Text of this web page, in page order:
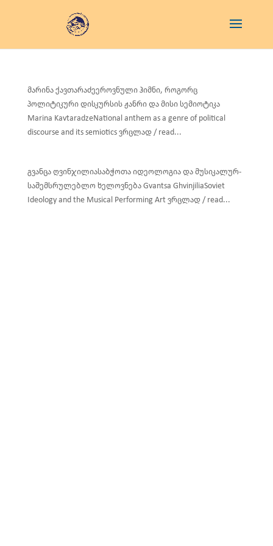
მარინა ქავთარაძეეროვნული ჰიმნი, როგორც
პოლიტიკური დისკურსის ჟანრი და მისი სემიოტიკა
Marina KavtaradzeNational anthem as a genre of political
discourse and its semiotics ვრცლად / read...
გვანცა ღვინჯილიასაბჭოთა იდეოლოგია და მუსიკალურ-
საშემსრულებლო ხელოვნება Gvantsa GhvinjiliaSoviet
Ideology and the Musical Performing Art ვრცლად / read...